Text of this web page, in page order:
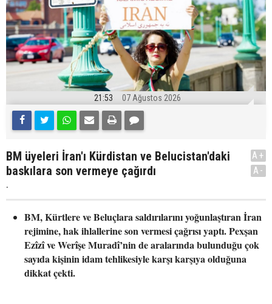
21:53 07 Ağustos 2026
BM üyeleri İran'ı Kürdistan ve Belucistan'daki
baskılara son vermeye çağırdı
.
A+
A-
BM, Kürtlere ve Beluçlara saldırılarını yoğunlaştıran İran
rejimine, hak ihlallerine son vermesi çağrısı yaptı. Pexşan
Ezîzî ve Werîşe Muradî’nin de aralarında bulunduğu çok
sayıda kişinin idam tehlikesiyle karşı karşıya olduğuna
dikkat çekti.